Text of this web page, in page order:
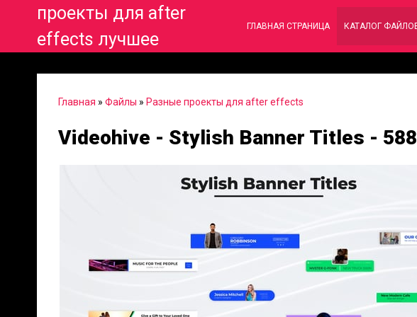
проекты для after
effects лучшее
ГЛАВНАЯ СТРАНИЦА КАТАЛОГ
Главная » Файлы » Разные проекты для after effects
Videohive - Stylish Banner Titles -